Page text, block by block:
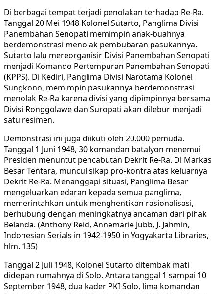
Di berbagai tempat terjadi penolakan terhadap Re-Ra.
Tanggal 20 Mei 1948 Kolonel Sutarto, Panglima Divisi
Panembahan Senopati memimpin anak-buahnya
berdemonstrasi menolak pembubaran pasukannya.
Sutarto lalu mereorganisir Divisi Panembahan Senopati
menjadi Komando Pertempuran Panembahan Senopati
(KPPS). Di Kediri, Panglima Divisi Narotama Kolonel
Sungkono, memimpin pasukannya berdemonstrasi
menolak Re-Ra karena divisi yang dipimpinnya bersama
Divisi Ronggolawe dan Suropati akan dilebur menjadi
satu resimen.
Demonstrasi ini juga diikuti oleh 20.000 pemuda.
Tanggal 1 Juni 1948, 30 komandan batalyon menemui
Presiden menuntut pencabutan Dekrit Re-Ra. Di Markas
Besar Tentara, muncul sikap pro-kontra atas keluarnya
Dekrit Re-Ra. Menanggapi situasi, Panglima Besar
mengeluarkan edaran kepada semua panglima,
memerintahkan untuk menghentikan rasionalisasi,
berhubung dengan meningkatnya ancaman dari pihak
Belanda. (Anthony Reid, Annemarie Jubb, J. Jahmin,
Indonesian Serials in 1942-1950 in Yogyakarta Libraries,
hlm. 135)
Tanggal 2 Juli 1948, Kolonel Sutarto ditembak mati
didepan rumahnya di Solo. Antara tanggal 1 sampai 10
September 1948, dua kader PKI Solo, lima komandan